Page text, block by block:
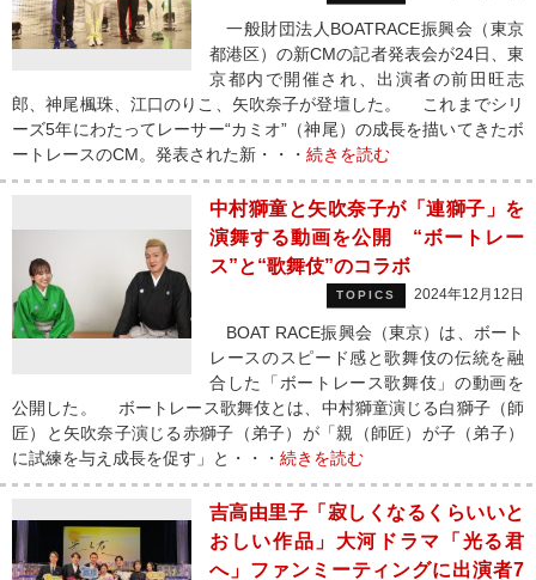
一般財団法人BOATRACE振興会（東京
都港区）の新CMの記者発表会が24日、東
京都内で開催され、出演者の前田旺志
郎、神尾楓珠、江口のりこ、矢吹奈子が登壇した。 これまでシリ
ーズ5年にわたってレーサー“カミオ”（神尾）の成長を描いてきたボ
ートレースのCM。発表された新・・・ 続きを読む
中村獅童と矢吹奈子が「連獅子」を
演舞する動画を公開 “ボートレー
ス”と“歌舞伎”のコラボ
TOPICS 2024年12月12日
BOAT RACE振興会（東京）は、ボート
レースのスピード感と歌舞伎の伝統を融
合した「ボートレース歌舞伎」の動画を
公開した。 ボートレース歌舞伎とは、中村獅童演じる白獅子（師
匠）と矢吹奈子演じる赤獅子（弟子）が「親（師匠）が子（弟子）
に試練を与え成長を促す」と・・・ 続きを読む
吉高由里子「寂しくなるくらいいと
おしい作品」大河ドラマ「光る君
へ」ファンミーティングに出演者7